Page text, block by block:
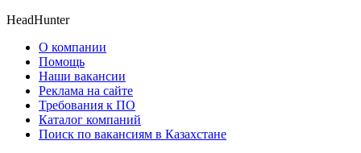
HeadHunter
О компании
Помощь
Наши вакансии
Реклама на сайте
Требования к ПО
Каталог компаний
Поиск по вакансиям в Казахстане